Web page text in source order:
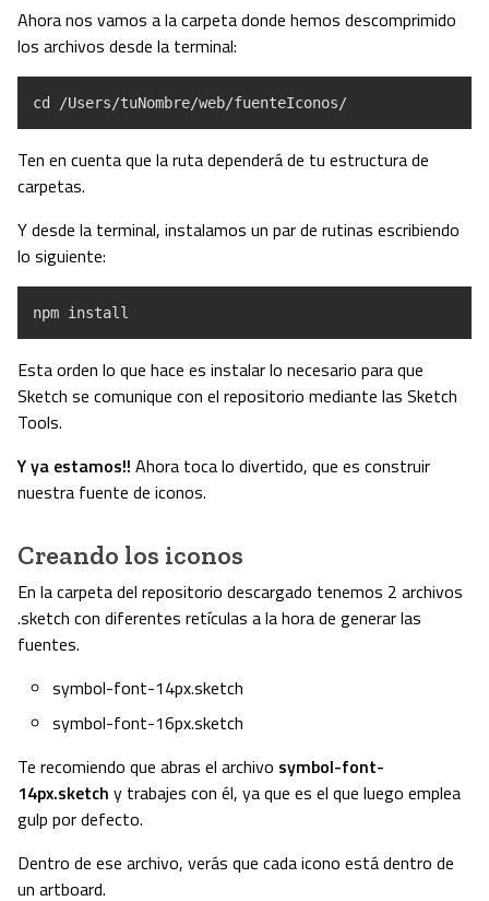
Ahora nos vamos a la carpeta donde hemos descomprimido
los archivos desde la terminal:
cd /Users/tuNombre/web/fuenteIconos/
Ten en cuenta que la ruta dependerá de tu estructura de
carpetas.
Y desde la terminal, instalamos un par de rutinas escribiendo
lo siguiente:
npm install
Esta orden lo que hace es instalar lo necesario para que
Sketch se comunique con el repositorio mediante las Sketch
Tools.
Y ya estamos!! Ahora toca lo divertido, que es construir
nuestra fuente de iconos.
Creando los iconos
En la carpeta del repositorio descargado tenemos 2 archivos
.sketch con diferentes retículas a la hora de generar las
fuentes.
symbol-font-14px.sketch
symbol-font-16px.sketch
Te recomiendo que abras el archivo symbol-font-
14px.sketch y trabajes con él, ya que es el que luego emplea
gulp por defecto.
Dentro de ese archivo, verás que cada icono está dentro de
un artboard.